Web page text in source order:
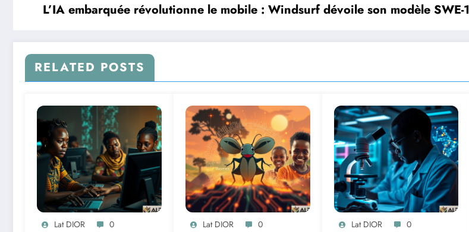
L’IA embarquée révolutionne le mobile : Windsurf dévoile son modèle SWE-1
RELATED POSTS
Lat DIOR 0 Lat DIOR 0 Lat DIOR 0